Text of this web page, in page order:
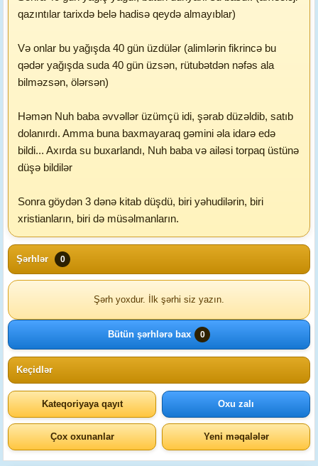
qazıntılar tarixdə belə hadisə qeydə almayıblar)
Və onlar bu yağışda 40 gün üzdülər (alimlərin fikrincə bu
qədər yağışda suda 40 gün üzsən, rütubətdən nəfəs ala
bilməzsən, ölərsən)
Həmən Nuh baba əvvəllər üzümçü idi, şərab düzəldib, satıb
dolanırdı. Amma buna baxmayaraq gəmini əla idarə edə
bildi... Axırda su buxarlandı, Nuh baba və ailəsi torpaq üstünə
düşə bildilər
Sonra göydən 3 dənə kitab düşdü, biri yəhudilərin, biri
xristianların, biri də müsəlmanların.
Şərhlər 0
Şərh yoxdur. İlk şərhi siz yazın.
Bütün şərhlərə bax 0
Keçidlər
Kateqoriyaya qayıt Oxu zalı
Çox oxunanlar Yeni məqalələr